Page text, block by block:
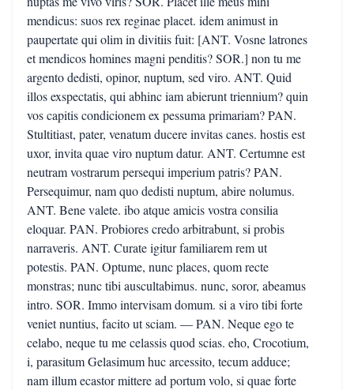
mendicus: suos rex reginae placet. idem animust in
paupertate qui olim in divitiis fuit: [ANT. Vosne latrones
et mendicos homines magni penditis? SOR.] non tu me
argento dedisti, opinor, nuptum, sed viro. ANT. Quid
illos exspectatis, qui abhinc iam abierunt triennium? quin
vos capitis condicionem ex pessuma primariam? PAN.
Stultitiast, pater, venatum ducere invitas canes. hostis est
uxor, invita quae viro nuptum datur. ANT. Certumne est
neutram vostrarum persequi imperium patris? PAN.
Persequimur, nam quo dedisti nuptum, abire nolumus.
ANT. Bene valete. ibo atque amicis vostra consilia
eloquar. PAN. Probiores credo arbitrabunt, si probis
narraveris. ANT. Curate igitur familiarem rem ut
potestis. PAN. Optume, nunc places, quom recte
monstras; nunc tibi auscultabimus. nunc, soror, abeamus
intro. SOR. Immo intervisam domum. si a viro tibi forte
veniet nuntius, facito ut sciam. — PAN. Neque ego te
celabo, neque tu me celassis quod scias. eho, Crocotium,
i, parasitum Gelasimum huc arcessito, tecum adduce;
nam illum ecastor mittere ad portum volo, si quae forte